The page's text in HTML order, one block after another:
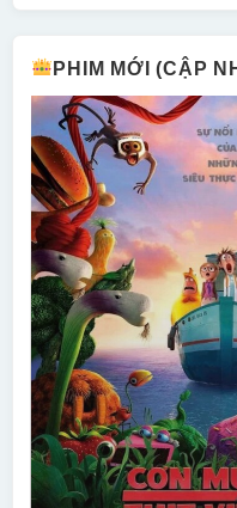
PHIM MỚI (CẬP